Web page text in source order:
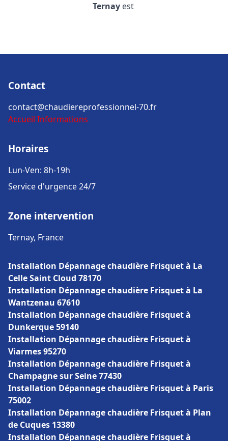
Ternay est
Contact
contact@chaudiereprofessionnel-70.fr
Accueil Informations
Horaires
Lun-Ven: 8h-19h
Service d'urgence 24/7
Zone intervention
Ternay, France
Installation Dépannage chaudière Frisquet à La
Celle Saint Cloud 78170
Installation Dépannage chaudière Frisquet à La
Wantzenau 67610
Installation Dépannage chaudière Frisquet à
Dunkerque 59140
Installation Dépannage chaudière Frisquet à
Viarmes 95270
Installation Dépannage chaudière Frisquet à
Champagne sur Seine 77430
Installation Dépannage chaudière Frisquet à Paris
75002
Installation Dépannage chaudière Frisquet à Plan
de Cuques 13380
Installation Dépannage chaudière Frisquet à